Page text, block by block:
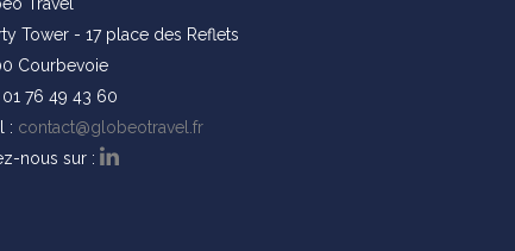
Tower - 17 place des Reflets
Courbevoie
01 76 49 43 60
: contact@globeotravel.fr
nous sur :